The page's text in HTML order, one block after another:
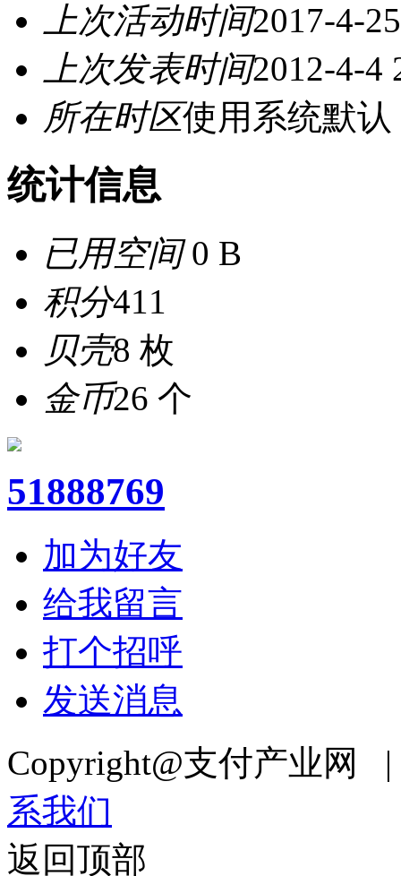
上次活动时间2017-4-
上次发表时间2012-4-4
所在时区使用系统默认
统计信息
已用空间0 B
积分411
贝壳8 枚
金币26 个
51888769
加为好友
给我留言
打个招呼
发送消息
Copyright@支付产业
系我们
返回顶部